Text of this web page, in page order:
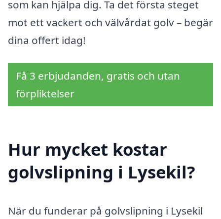
som kan hjälpa dig. Ta det första steget
mot ett vackert och välvårdat golv – begär
dina offert idag!
Få 3 erbjudanden, gratis och utan
förpliktelser
Hur mycket kostar
golvslipning i Lysekil?
När du funderar på golvslipning i Lysekil